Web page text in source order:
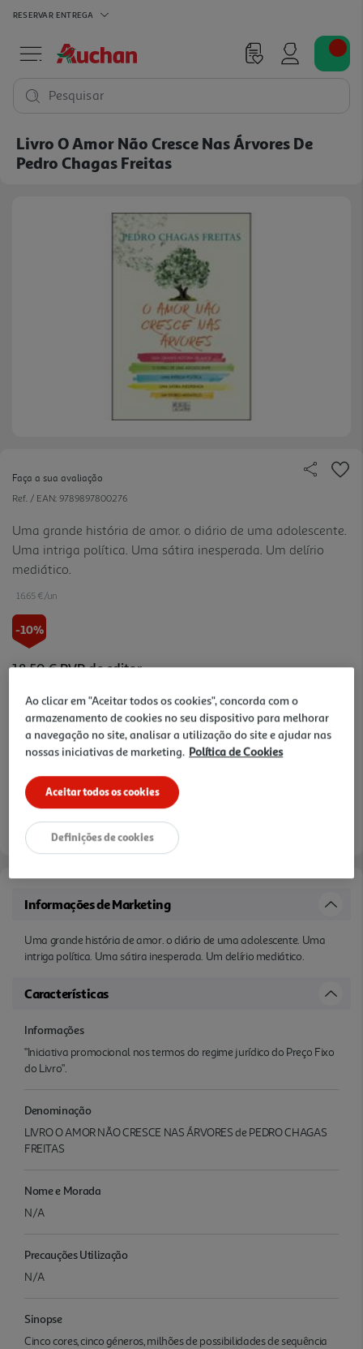
RESERVAR ENTREGA
Pesquisar
Livro O Amor Não Cresce Nas Árvores De
Pedro Chagas Freitas
Faça a sua avaliação
Ref. / EAN: 9789897800276
Uma grande história de amor. o diário de uma adolescente.
Uma intriga política. Uma sátira inesperada. Um delírio
mediático.
16.65 €/un
-10%
18,50 €PVP de editor
Notas de preparação
Informações de Marketing
Uma grande história de amor. o diário de uma adolescente. Uma
intriga política. Uma sátira inesperada. Um delírio mediático.
Características
Informações
"Iniciativa promocional nos termos do regime jurídico do Preço Fixo
do Livro".
Denominação
LIVRO O AMOR NÃO CRESCE NAS ÁRVORES de PEDRO CHAGAS
FREITAS
Nome e Morada
N/A
Precauções Utilização
N/A
Sinopse
Cinco cores, cinco géneros, milhões de possibilidades de sequência
Ao clicar em "Aceitar todos os cookies", concorda com o
armazenamento de cookies no seu dispositivo para melhorar
a navegação no site, analisar a utilização do site e ajudar nas
nossas iniciativas de marketing. Política de Cookies
Aceitar todos os cookies
Definições de cookies